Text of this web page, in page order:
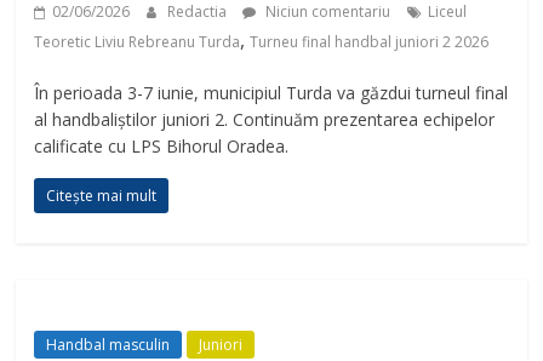
02/06/2026 Redactia Niciun comentariu
Liceul
Teoretic Liviu Rebreanu Turda,Turneu final handbal juniori 2 2026
În perioada 3-7 iunie, municipiul Turda va găzdui turneul final
al handbaliștilor juniori 2. Continuăm prezentarea echipelor
calificate cu LPS Bihorul Oradea.
Citește mai mult
Handbal masculin Juniori